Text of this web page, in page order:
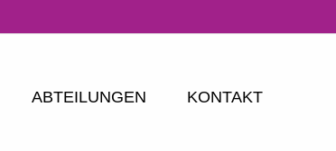
ABTEILUNGEN KONTAKT